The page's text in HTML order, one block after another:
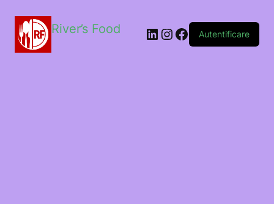
River’s Food Autentificare